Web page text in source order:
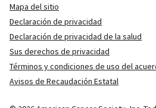
Mapa del sitio
Declaración de privacidad
Declaración de privacidad de la salud
Sus derechos de privacidad
Términos y condiciones de uso del
Avisos de Recaudación Estatal